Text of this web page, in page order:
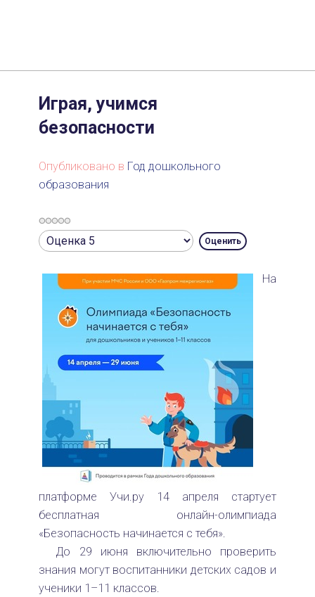
Играя, учимся
безопасности
Опубликовано в Год дошкольного
образования
Рейтинг:
0/5
Пожалуйста,
На
платформе Учи.ру 14 апреля стартует
бесплатная онлайн-олимпиада
«Безопасность начинается с тебя».
До 29 июня включительно проверить
знания могут воспитанники детских садов и
ученики 1–11 классов.